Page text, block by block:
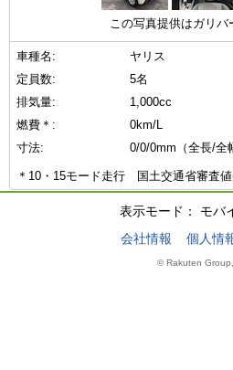
この写真提供はガリバ
車種名:
ヤリス
定員数:
5名
排気量:
1,000cc
燃費＊:
0km/L
寸法:
0/0/0mm（全長/全
＊10・15モード走行 国土交通省審査
表示モード： モバ
会社情報
個人情
© Rakuten